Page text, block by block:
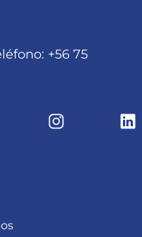
+56 75